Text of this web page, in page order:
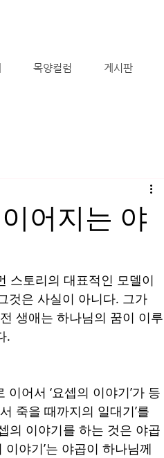
목양컬럼 게시판
어지는 야
스토리의 대표적인 모델이
것은 사실이 아니다. 그가
생애는 하나님의 꿈이 이루
.
어서 ‘요셉의 이야기’가 등
죽을 때까지의 일대기’를
의 이야기를 하는 것은 야곱
야기’는 야곱이 하나님께